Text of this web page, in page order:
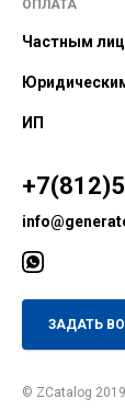
ОПЛАТА
Частным
ИП
ЗАДАТЬ
© ZCatalog